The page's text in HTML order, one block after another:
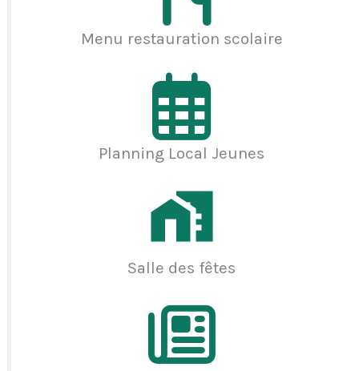
Menu restauration scolaire
Planning Local Jeunes
Salle des fêtes